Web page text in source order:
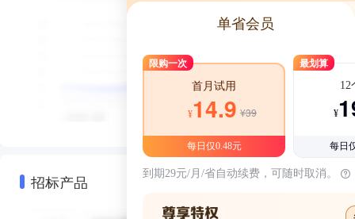
招标产品
单省会员
限购一次
首月试用
¥14.9 ¥39
每日仅0.48元
最划算
12
¥
每日
到期29元/月/省自动续费，可随时取消。